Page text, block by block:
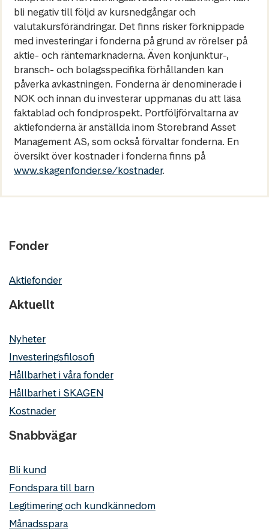
bli negativ till följd av kursnedgångar och
valutakursförändringar. Det finns risker förknippade
med investeringar i fonderna på grund av rörelser på
aktie- och räntemarknaderna. Även konjunktur-,
bransch- och bolagsspecifika förhållanden kan
påverka avkastningen. Fonderna är denominerade i
NOK och innan du investerar uppmanas du att läsa
faktablad och fondprospekt. Portföljförvaltarna av
aktiefonderna är anställda inom Storebrand Asset
Management AS, som också förvaltar fonderna. En
översikt över kostnader i fonderna finns på
www.skagenfonder.se/kostnader.
Fonder
Aktiefonder
Aktuellt
Nyheter
Investeringsfilosofi
Hållbarhet i våra fonder
Hållbarhet i SKAGEN
Kostnader
Snabbvägar
Bli kund
Fondspara till barn
Legitimering och kundkännedom
Månadsspara